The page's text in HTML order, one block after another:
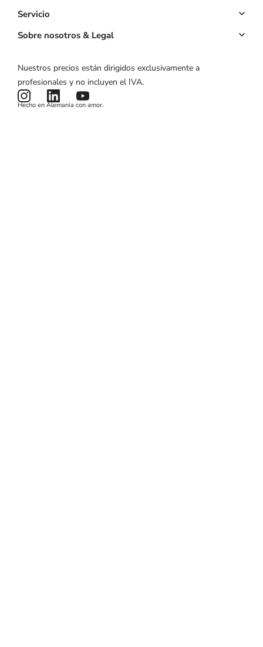
Sitio web
Propia App
Reservas online
Pagos anticipados
Campañas de marketing
Servicio
Cuenta clave
Estado del producto
Noticias y artículos
Sobre nosotros & Legal
Aviso legal
Términos y condiciones
Nuestros precios están dirigidos exclusivamente a
profesionales y no incluyen el IVA.
Hecho en Alemania con amor.